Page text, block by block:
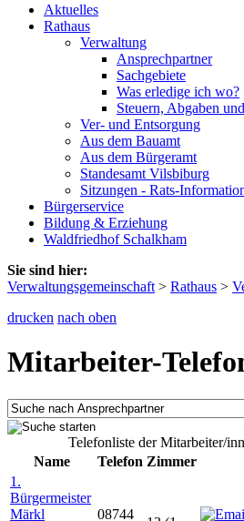
Aktuelles
Rathaus
Verwaltung
Ansprechpartner
Sachgebiete
Was erledige ich wo?
Steuern, Abgaben
Ver- und Entsorgung
Aus dem Bauamt
Aus dem Bürgeramt
Standesamt Vilsbiburg
Sitzungen - Rats-
Bürgerservice
Bildung & Erziehung
Waldfriedhof Schalkham
Sie sind hier:
Verwaltungsgemeinschaft > Rathaus >
drucken nach oben
Mitarbeiter-
Telefonliste der Mitarbeiter/
Name
Telefon Zimmer
1.
Bürgermeister
Märkl
08744